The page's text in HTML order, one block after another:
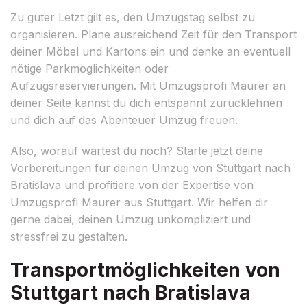
Zu guter Letzt gilt es, den Umzugstag selbst zu
organisieren. Plane ausreichend Zeit für den Transport
deiner Möbel und Kartons ein und denke an eventuell
nötige Parkmöglichkeiten oder
Aufzugsreservierungen. Mit Umzugsprofi Maurer an
deiner Seite kannst du dich entspannt zurücklehnen
und dich auf das Abenteuer Umzug freuen.
Also, worauf wartest du noch? Starte jetzt deine
Vorbereitungen für deinen Umzug von Stuttgart nach
Bratislava und profitiere von der Expertise von
Umzugsprofi Maurer aus Stuttgart. Wir helfen dir
gerne dabei, deinen Umzug unkompliziert und
stressfrei zu gestalten.
Transportmöglichkeiten von
Stuttgart nach Bratislava